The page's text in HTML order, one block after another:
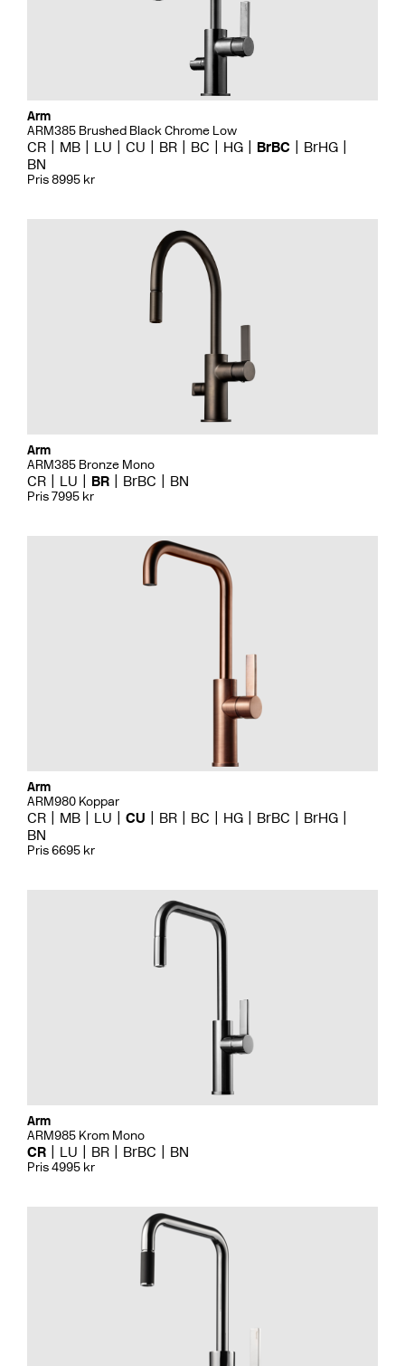
Arm
ARM385 Brushed Black Chrome Low
CR MB LU CU BR BC HG BrBC
BrHG
BN
Pris 8995 kr
Arm
ARM385 Bronze Mono
CR LU BR BrBC BN
Pris 7995 kr
Arm
ARM980 Koppar
CR MB LU CU BR BC HG BrBC
BrHG
BN
Pris 6695 kr
Arm
ARM985 Krom Mono
CR LU BR BrBC BN
Pris 4995 kr